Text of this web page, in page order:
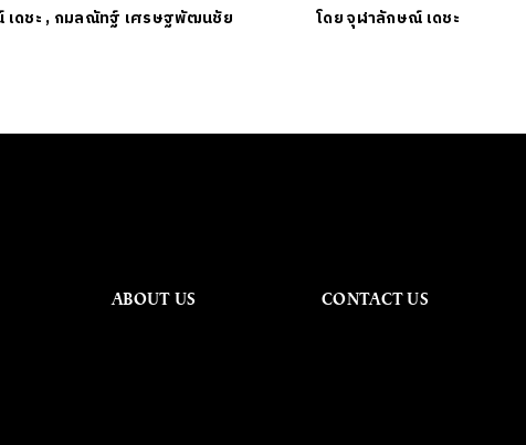
ดชะ, กมลณัทฐ์ เศรษฐพัฒนชัย โดยจุฬาลักษณ์ เดชะ
ABOUT US CONTACT US